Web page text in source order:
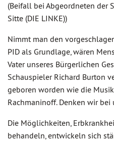
(Beifall bei Abgeordneten der
Sitte (DIE LINKE))
Nimmt man den
PID als Grundlage, wären
Vater unseres Bürgerlichen
Schauspieler Richard Burton
geboren worden wie die
Rachmaninoff. Denken wir
Die Möglichkeiten,
behandeln, entwickeln sich